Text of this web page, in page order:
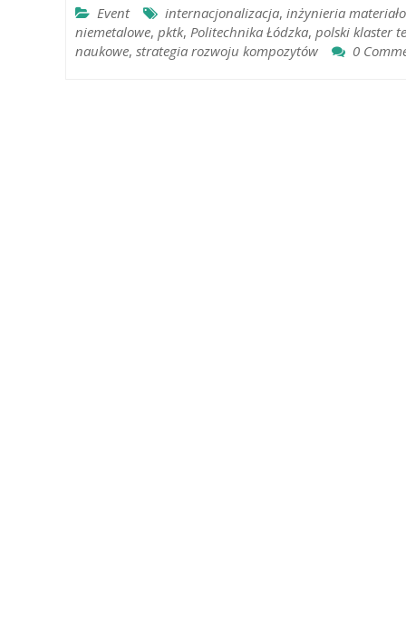
Event internacjonalizacja, inżynieria
niemetalowe, pktk, Politechnika Łódzka, polski klaster
naukowe, strategia rozwoju kompozytów 0